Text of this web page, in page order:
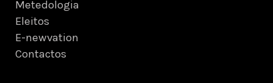
Metedologia
Eleitos
E-newvation
Contactos